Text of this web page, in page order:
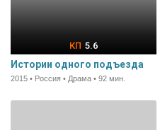
5.6
Истории одного подъезда
2015 • Россия • Драма • 92 мин.